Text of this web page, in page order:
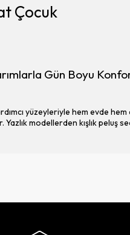
Çocuk
Gün Boyu
yüzeyleriyle hem evde
Yazlık modellerden kışlık